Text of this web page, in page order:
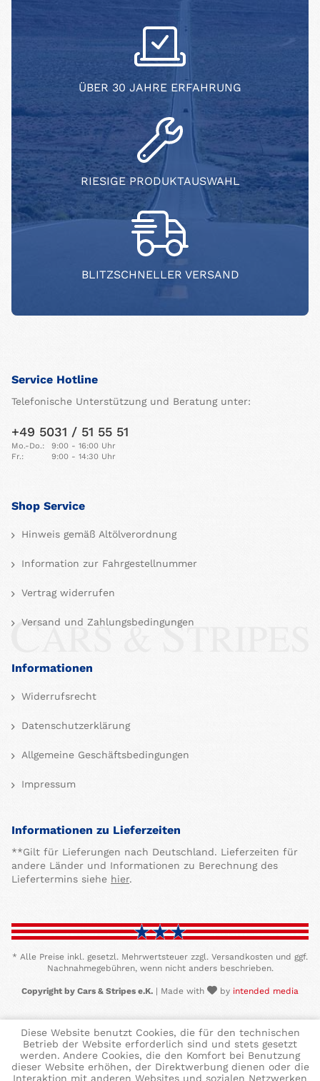
ÜBER 30 JAHRE ERFAHRUNG
RIESIGE PRODUKTAUSWAHL
BLITZSCHNELLER VERSAND
Service Hotline
Telefonische Unterstützung und Beratung unter:
+49 5031 / 51 55 51
Mo.-Do.:
9:00 - 16:00 Uhr
Fr.:
9:00 - 14:30 Uhr
Shop Service
Hinweis gemäß Altölverordnung
Information zur Fahrgestellnummer
Vertrag widerrufen
Versand und Zahlungsbedingungen
Informationen
Widerrufsrecht
Datenschutzerklärung
Allgemeine Geschäftsbedingungen
Impressum
Informationen zu Lieferzeiten
**Gilt für Lieferungen nach Deutschland. Lieferzeiten für
andere Länder und Informationen zu Berechnung des
Liefertermins siehe hier.
* Alle Preise inkl. gesetzl. Mehrwertsteuer zzgl. Versandkosten und ggf.
Nachnahmegebühren, wenn nicht anders beschrieben.
Copyright by Cars & Stripes e.K. | Made with by intended media
Diese Website benutzt Cookies, die für den technischen
Betrieb der Website erforderlich sind und stets gesetzt
werden. Andere Cookies, die den Komfort bei Benutzung
dieser Website erhöhen, der Direktwerbung dienen oder die
Interaktion mit anderen Websites und sozialen Netzwerken